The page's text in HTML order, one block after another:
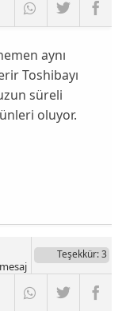
aynı
Toshibayı
süreli
oluyor.
Teşekkür: 3